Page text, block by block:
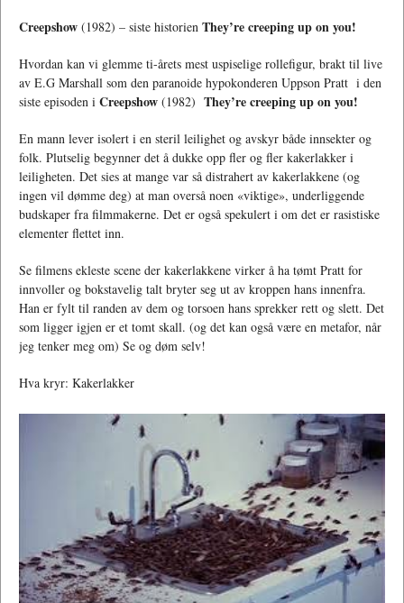
Creepshow (1982) – siste historien They’re creeping up on you!
Hvordan kan vi glemme ti-årets mest uspiselige rollefigur, brakt til live
av E.G Marshall som den paranoide hypokonderen Uppson Pratt i den
siste episoden i Creepshow (1982) They’re creeping up on you!
En mann lever isolert i en steril leilighet og avskyr både innsekter og
folk. Plutselig begynner det å dukke opp fler og fler kakerlakker i
leiligheten. Det sies at mange var så distrahert av kakerlakkene (og
ingen vil dømme deg) at man overså noen «viktige», underliggende
budskaper fra filmmakerne. Det er også spekulert i om det er rasistiske
elementer flettet inn.
Se filmens ekleste scene der kakerlakkene virker å ha tømt Pratt for
innvoller og bokstavelig talt bryter seg ut av kroppen hans innenfra.
Han er fylt til randen av dem og torsoen hans sprekker rett og slett. Det
som ligger igjen er et tomt skall. (og det kan også være en metafor, når
jeg tenker meg om) Se og døm selv!
Hva kryr: Kakerlakker